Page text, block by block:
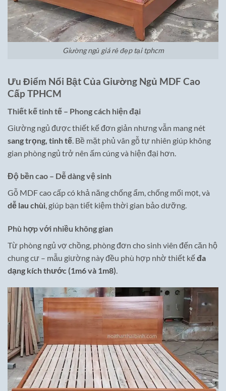
Giường ngủ giá rẻ đẹp tại tphcm
Ưu Điểm Nổi Bật Của Giường Ngủ MDF Cao
Cấp TPHCM
Thiết kế tinh tế – Phong cách hiện đại
Giường ngủ được thiết kế đơn giản nhưng vẫn mang nét
sang trọng, tinh tế . Bề mặt phủ vân gỗ tự nhiên giúp không
gian phòng ngủ trở nên ấm cúng và hiện đại hơn.
Độ bền cao – Dễ dàng vệ sinh
Gỗ MDF cao cấp có khả năng chống ẩm, chống mối mọt, và
dễ lau chùi, giúp bạn tiết kiệm thời gian bảo dưỡng.
Phù hợp với nhiều không gian
Từ phòng ngủ vợ chồng, phòng đơn cho sinh viên đến căn hộ
chung cư – mẫu giường này đều phù hợp nhờ thiết kếđa
dạng kích thước (1m6 và 1m8).